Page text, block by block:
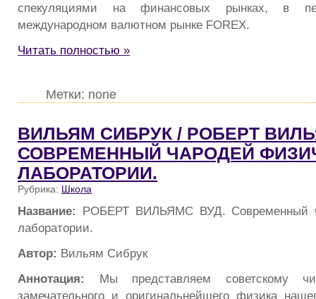
спекуляциями на финансовых рынках, в
международном валютном рынке FOREX.
Читать полностью »
Метки: none
ВИЛЬЯМ СИБРУК / РОБЕРТ
СОВРЕМЕННЫЙ ЧАРОДЕЙ
ЛАБОРАТОРИИ.
Рубрика: Школа
Название: РОБЕРТ ВИЛЬЯМС ВУД. Современный
лаборатории.
Автор: Вильям Сибрук
Аннотация: Мы представляем советскому
замечательного и оригинальнейшего физика